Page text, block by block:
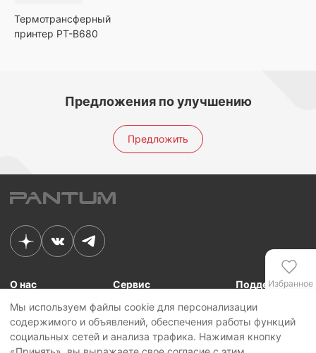
Термотрансферный
принтер PT-B680
Предложения по улучшению
Предложить
Мы используем файлы cookie для персонализации
содержимого и объявлений, обеспечения работы функций
социальных сетей и анализа трафика. Нажимая кнопку
Избранное
Сравнение
О нас
Связь с Pantum
Новости
Контакты
Сервис
Сервисные центры
Сервисная политика
Поддержка
Для сотрудников
Для партнеров
Личный кабинет